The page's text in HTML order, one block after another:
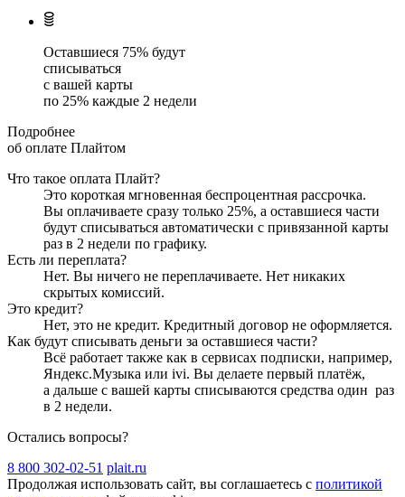
Оставшиеся 75% будут
списываться
с вашей карты
по 25% каждые 2 недели
Подробнее
об оплате Плайтом
Что такое оплата Плайт?
Это короткая мгновенная беспроцентная рассрочка.
Вы оплачиваете сразу только 25%, а оставшиеся части
будут списываться автоматически с привязанной карты
раз в 2 недели по графику.
Есть ли переплата?
Нет. Вы ничего не переплачиваете. Нет никаких
скрытых комиссий.
Это кредит?
Нет, это не кредит. Кредитный договор не оформляется.
Как будут списывать деньги за оставшиеся части?
Всё работает также как в сервисах подписки, например,
Яндекс.Музыка или ivi. Вы делаете первый платёж,
а дальше с вашей карты списываются средства один раз
в 2 недели.
Остались вопросы?
8 800 302-02-51 plait.ru
Продолжая использовать сайт, вы соглашаетесь с политикой